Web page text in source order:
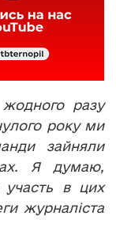
разу
року ми
зайняли
Я думаю,
в цих
журналіста